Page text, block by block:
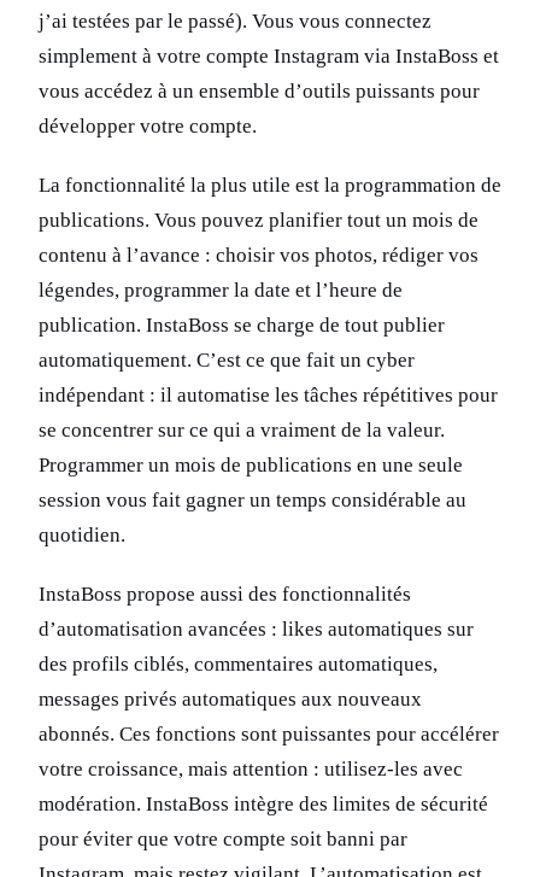
j’ai testées par le passé). Vous vous connectez
simplement à votre compte Instagram via InstaBoss et
vous accédez à un ensemble d’outils puissants pour
développer votre compte.
La fonctionnalité la plus utile est la programmation de
publications. Vous pouvez planifier tout un mois de
contenu à l’avance : choisir vos photos, rédiger vos
légendes, programmer la date et l’heure de
publication. InstaBoss se charge de tout publier
automatiquement. C’est ce que fait un cyber
indépendant : il automatise les tâches répétitives pour
se concentrer sur ce qui a vraiment de la valeur.
Programmer un mois de publications en une seule
session vous fait gagner un temps considérable au
quotidien.
InstaBoss propose aussi des fonctionnalités
d’automatisation avancées : likes automatiques sur
des profils ciblés, commentaires automatiques,
messages privés automatiques aux nouveaux
abonnés. Ces fonctions sont puissantes pour accélérer
votre croissance, mais attention : utilisez-les avec
modération. InstaBoss intègre des limites de sécurité
pour éviter que votre compte soit banni par